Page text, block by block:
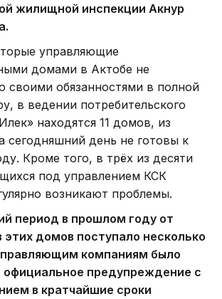
жилищной инспекции Акнур
управляющие
домами в Актобе не
своими обязанностями в полной
в ведении потребительского
находятся 11 домов, из
сегодняшний день не готовы к
Кроме того, в трёх из десяти
под управлением КСК
возникают проблемы.
период в прошлом году от
домов поступало несколько
компаниям было
официальное предупреждение с
в кратчайшие сроки